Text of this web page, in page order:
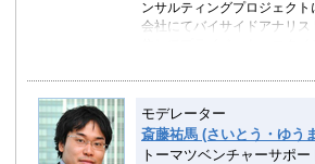
ンサルティングプロジェク
会社にてバイサイドアナリ
イン」での連載「グローバ
気コラムに。他の著書には
を1冊にまとめてみた』(東
モデレーター
斎藤祐馬 (さいとう・ゆう
トーマツベンチャーサポ